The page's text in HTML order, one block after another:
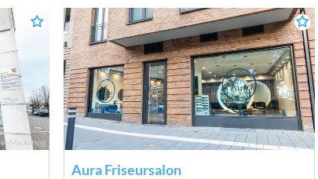
Marketing © CC-BY-NC-ND
Aura Friseursalon